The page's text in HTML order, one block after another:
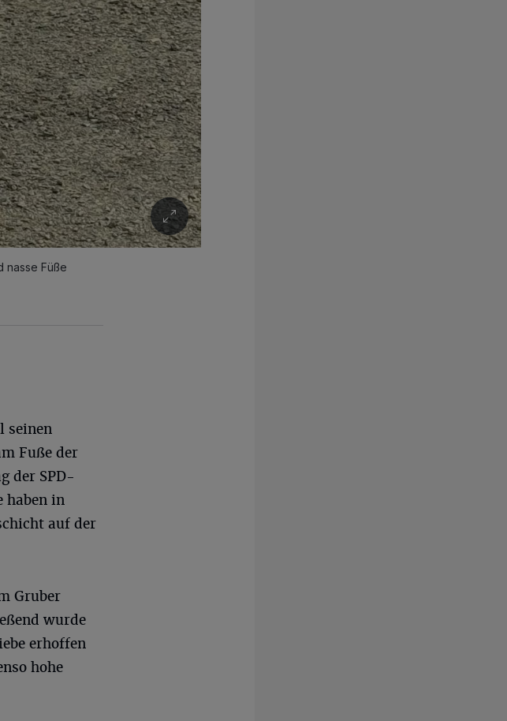
nasse Füße
seinen
Fuße der
der SPD-
haben in
auf der
Gruber
wurde
erhoffen
hohe